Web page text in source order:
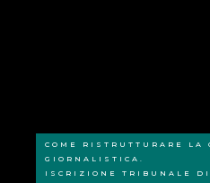
COME RISTRUTTURARE LA
GIORNALISTICA.
ISCRIZIONE TRIBUNALE